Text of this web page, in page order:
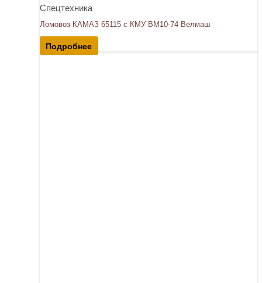
Спецтехника
Ломовоз КАМАЗ 65115 с КМУ ВМ10-74 Велмаш
Подробнее